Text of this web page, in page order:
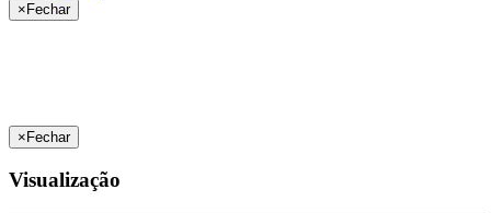
× Fechar
×Fechar
Visualização